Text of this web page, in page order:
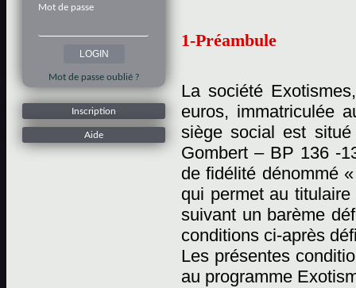
Mot de passe
Mot de passe oublié ?
Inscription
Aide
1-Préambule
La société
euros, immatriculée
siège social est
Gombert – BP 136 -
de fidélité dénommé
qui permet au
suivant un barème
conditions ci-après
Les présentes
au programme